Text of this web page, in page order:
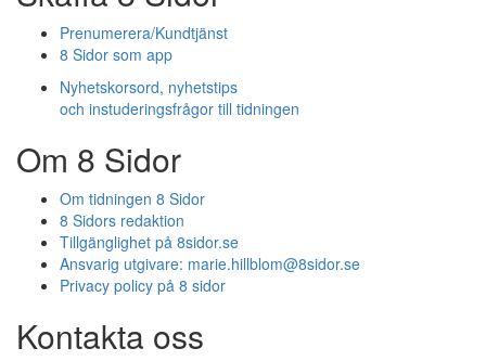
Prenumerera/Kundtjänst
8 Sidor som app
Nyhetskorsord, nyhetstips
och instuderingsfrågor till tidningen
Om 8 Sidor
Om tidningen 8 Sidor
8 Sidors redaktion
Tillgänglighet på 8sidor.se
Ansvarig utgivare: marie.hillblom@8sidor.se
Privacy policy på 8 sidor
Kontakta oss